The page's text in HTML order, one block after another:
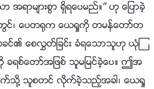
ရာမ်ားစြာ ရွိရေပမည္။” ဟု ေျပာခဲ့
င္၊ ေပတ႐ုက ေယရႈကို တမန္ေတာ္တ
ခင္၏ ေစလႊတ္ျခင္း ခံရေသာသူဟု ယုံၾ
ခရစ္ေတာ္အျဖစ္ သူမျမင္ခဲ့ေပ။ ဤအ
ာက္သို႔ သူစတင္ လိုက္ခဲ့သည့္အခါ၊ ေယရႈ